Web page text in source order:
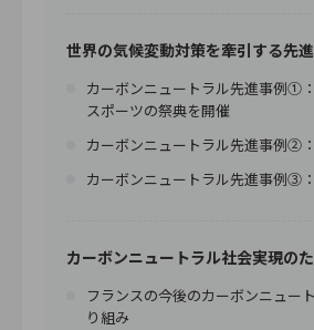
世界の気候変動対策を牽引する先
カーボンニュートラル先進事例①
スポーツの祭典を開催
カーボンニュートラル先進事例②
カーボンニュートラル先進事例③
カーボンニュートラル社会実現の
フランスの今後のカーボンニュー
り組み